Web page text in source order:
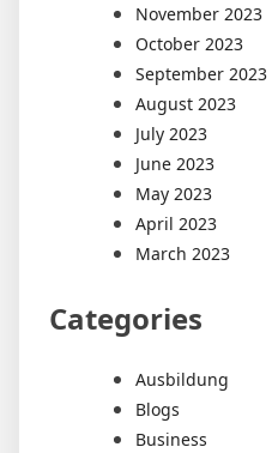
November 2023
October 2023
September 2023
August 2023
July 2023
June 2023
May 2023
April 2023
March 2023
Categories
Ausbildung
Blogs
Business